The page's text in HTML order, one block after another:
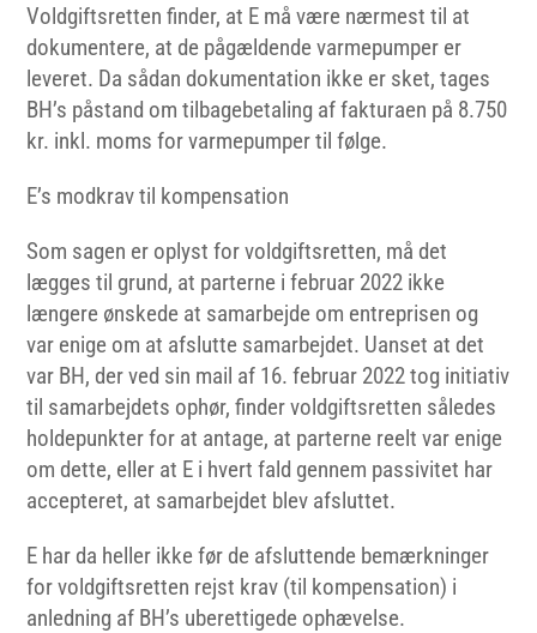
Voldgiftsretten finder, at E må være nærmest til at
dokumentere, at de pågældende varmepumper er
leveret. Da sådan dokumentation ikke er sket, tages
BH’s påstand om tilbagebetaling af fakturaen på 8.750
kr. inkl. moms for varmepumper til følge.
E’s modkrav til kompensation
Som sagen er oplyst for voldgiftsretten, må det
lægges til grund, at parterne i februar 2022 ikke
længere ønskede at samarbejde om entreprisen og
var enige om at afslutte samarbejdet. Uanset at det
var BH, der ved sin mail af 16. februar 2022 tog initiativ
til samarbejdets ophør, finder voldgiftsretten således
holdepunkter for at antage, at parterne reelt var enige
om dette, eller at E i hvert fald gennem passivitet har
accepteret, at samarbejdet blev afsluttet.
E har da heller ikke før de afsluttende bemærkninger
for voldgiftsretten rejst krav (til kompensation) i
anledning af BH’s uberettigede ophævelse.